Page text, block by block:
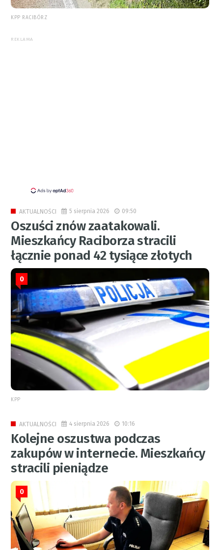
KPP RACIBÓRZ
REKLAMA
AKTUALNOŚCI 5 sierpnia 2026 09:50
Oszuści znów zaatakowali.
Mieszkańcy Raciborza stracili
łącznie ponad 42 tysiące złotych
0
KPP
AKTUALNOŚCI 4 sierpnia 2026 10:16
Kolejne oszustwa podczas
zakupów w internecie. Mieszkańcy
stracili pieniądze
0